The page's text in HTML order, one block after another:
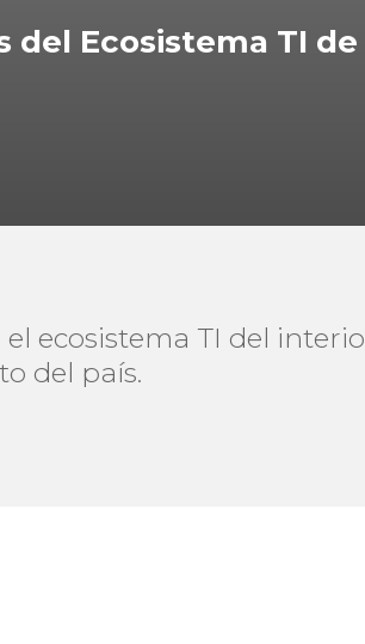
Ecosistema TI de
ecosistema TI del
del país.